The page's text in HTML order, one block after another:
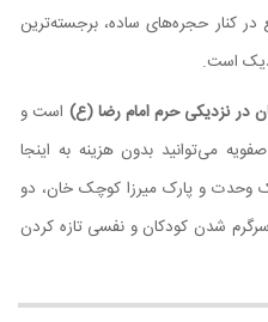
کنار حجره‌های ساده، برجسته‌ترین
است.
در نزدیکی حرم امام رضا (ع) است و
می‌توانید بدون هزینه به اینجا
وحدت و پارک میرزا کوچک خان، دو
شدن کودکان و نفسی تازه کردن